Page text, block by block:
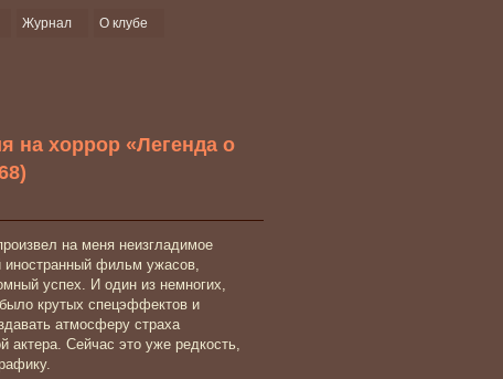
Журнал О клубе
на хоррор «Легенда о
на меня неизгладимое
иностранный фильм ужасов,
успех. И один из немногих,
крутых спецэффектов и
атмосферу страха
актера. Сейчас это уже редкость,